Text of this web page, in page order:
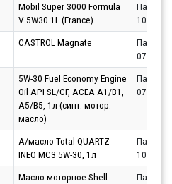
Mobil Super 3000 Formula
V 5W30 1L (France)
Партнёр
CASTROL Magnate
Партнёр
5W-30 Fuel Economy Engine
Oil API SL/CF, ACEA A1/B1,
A5/B5, 1л (синт. мотор.
масло)
Партнёр
А/масло Total QUARTZ
INEO MC3 5W-30, 1л
Партнёр
Масло моторное Shell
Партнёр